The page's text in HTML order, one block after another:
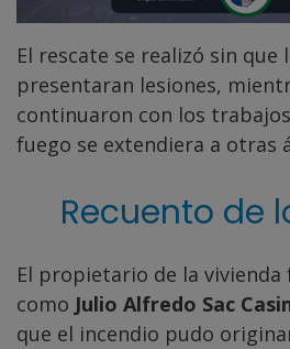
El rescate se realizó sin que
presentaran lesiones,
continuaron con los
fuego se extendiera a otras
Recuento de
El propietario de la
como Julio Alfredo Sac
que el incendio pudo